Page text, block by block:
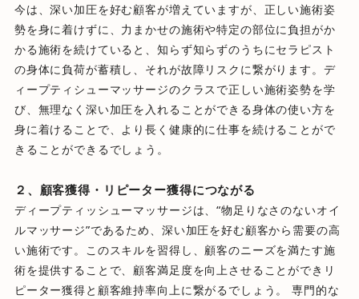
今は、深い加圧を好む顧客が増えていますが、正しい施術姿
勢を身に着けずに、力まかせの施術や特定の部位に負担がか
かる施術を続けていると、知らず知らずのうちにセラピスト
の身体に負荷が蓄積し、それが故障リスクに繋がります。デ
ィープティシューマッサージのクラスで正しい施術姿勢を学
び、無理なく深い加圧を入れることができる身体の使い方を
身に着けることで、より長く健康的に仕事を続けることがで
きることができるでしょう。
２、顧客獲得・リピーター獲得につながる
ディープティッシューマッサージは、“物足りなさのないオイ
ルマッサージ”であるため、深い加圧を好む顧客から需要の高
い施術です。このスキルを習得し、顧客のニーズを満たす施
術を提供することで、顧客満足度を向上させることができリ
ピーター獲得と顧客維持率向上に繋がるでしょう。 専門的な